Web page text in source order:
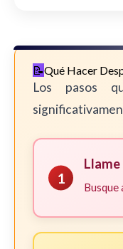
Qué Hacer
Los pasos
1
Busque